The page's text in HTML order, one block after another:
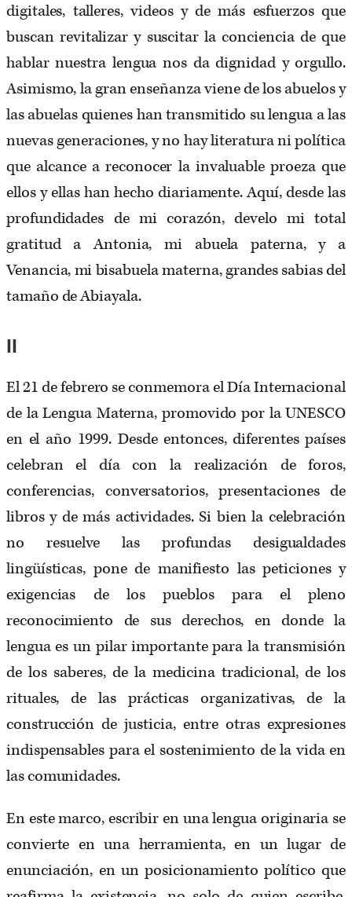
digitales, talleres, videos y de más esfuerzos que
buscan revitalizar y suscitar la conciencia de que
hablar nuestra lengua nos da dignidad y orgullo.
Asimismo, la gran enseñanza viene de los abuelos y
las abuelas quienes han transmitido su lengua a las
nuevas generaciones, y no hay literatura ni política
que alcance a reconocer la invaluable proeza que
ellos y ellas han hecho diariamente. Aquí, desde las
profundidades de mi corazón, develo mi total
gratitud a Antonia, mi abuela paterna, y a
Venancia, mi bisabuela materna, grandes sabias del
tamaño de Abiayala.
El 21 de febrero se conmemora el Día Internacional
de la Lengua Materna, promovido por la UNESCO
en el año 1999. Desde entonces, diferentes países
celebran el día con la realización de foros,
conferencias, conversatorios, presentaciones de
libros y de más actividades. Si bien la celebración
no resuelve las profundas desigualdades
lingüísticas, pone de manifiesto las peticiones y
exigencias de los pueblos para el pleno
reconocimiento de sus derechos, en donde la
lengua es un pilar importante para la transmisión
de los saberes, de la medicina tradicional, de los
rituales, de las prácticas organizativas, de la
construcción de justicia, entre otras expresiones
indispensables para el sostenimiento de la vida en
las comunidades.
En este marco, escribir en una lengua originaria se
convierte en una herramienta, en un lugar de
enunciación, en un posicionamiento político que